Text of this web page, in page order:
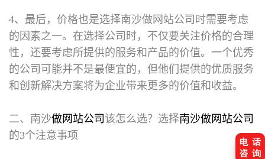
4、最后，价格也是选择南沙做网站公司时需要考虑
的因素之一。在选择公司时，不仅要关注价格的合理
性，还要考虑所提供的服务和产品的价值。一个优秀
的公司可能并不是最便宜的，但他们提供的优质服务
和创新解决方案将为企业带来更多的价值和收益。
二、南沙做网站公司 该怎么选？选择南沙做网站公司
的3个注意事项